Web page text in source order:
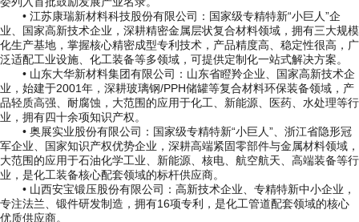
• 江苏康瑞新材料科技股份有限公司：国家级专精特新“小巨人”企
业、国家高新技术企业，深耕精密金属层状复合材料领域，拥有三大规模
化生产基地，掌握核心精密成型专利技术，产品精度高、稳定性很高，广
泛适配工业设施、化工装备等多领域，可提供定制化一站式解决方案。
• 山东大华新材料集团有限公司：山东省瞪羚企业、国家高新技术企
业，始建于2001年，深耕玻璃钢/PPH储罐等复合材料环保装备领域，产
品轻质高强、耐腐蚀，大范围的应用于化工、新能源、医药、水处理等行
业，拥有四十余项知识产权。
• 奥展实业股份有限公司：国家级专精特新“小巨人”、浙江省隐形冠
军企业、国家知识产权优势企业，深耕高端紧固零部件与金属材料领域，
大范围的应用于石油化学工业、新能源、核电、航空航天、高端装备等行
业，是化工装备核心配套领域的标杆供应商。
• 山西安宝锻压股份有限公司：高新技术企业、专精特新中小企业，
专注法兰、锻件研发制造，拥有16项专利，是化工管道配套领域的核心
优质供应商。